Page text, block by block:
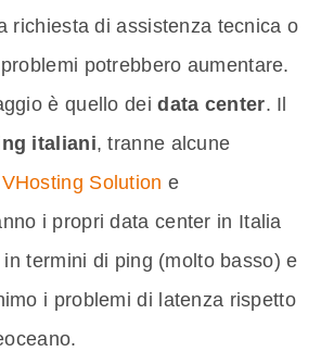
richiesta di assistenza tecnica o
potrebbero aumentare.
è quello deidata center. Il
italiani, tranne alcune
VHosting Solution e
i propri data center in Italia
termini di ping (molto basso) e
i problemi di latenza rispetto